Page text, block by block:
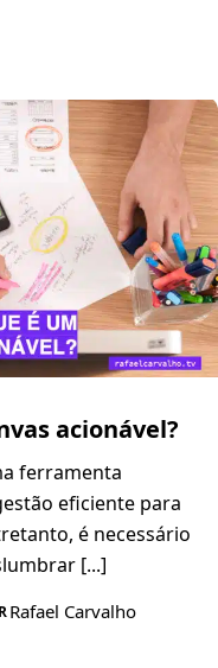
acionável?
ferramenta
eficiente para
é necessário
[...]
Rafael Carvalho